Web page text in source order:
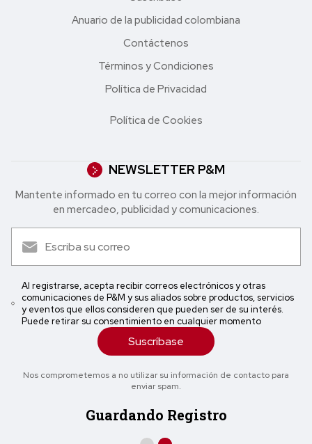
Anuario de la publicidad colombiana
Contáctenos
Términos y Condiciones
Política de Privacidad
Política de Cookies
NEWSLETTER P&M
Mantente informado en tu correo con la mejor in formación
en mercadeo, publicidad y comunicaciones.
Al registrarse, acepta recibir correos electrónicos y otras
comunicaciones de P&M y sus aliados sobre productos, servicios
y eventos que ellos consideren que pueden ser de su interés.
Puede retirar su consentimiento en cualquier momento
Suscríbase
Nos comprometemos a no utilizar su información de contacto para
enviar spam.
Guardando Registro